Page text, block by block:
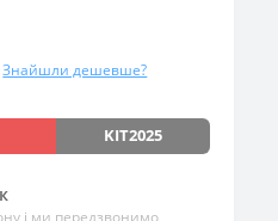
Знайшли дешевше?
KIT2025
і ми передзвонимо